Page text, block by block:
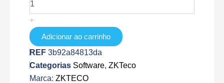
ZK-
SOF-
BIOCV-
+
Adicionar ao carrinho
REF 3b92a84813da
Categorias Software, ZKTeco
Marca: ZKTECO